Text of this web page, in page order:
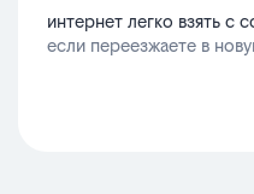
интернет легко взять с
если переезжаете в